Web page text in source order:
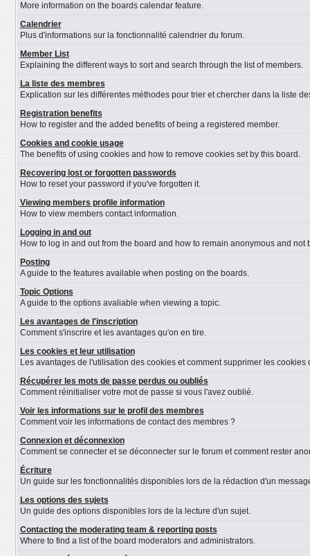
More information on the boards calendar feature.
Calendrier
Plus d'informations sur la fonctionnalité calendrier du forum.
Member List
Explaining the different ways to sort and search through the list of members.
La liste des membres
Explication sur les différentes méthodes pour trier et chercher dans la liste
Registration benefits
How to register and the added benefits of being a registered member.
Cookies and cookie usage
The benefits of using cookies and how to remove cookies set by this board.
Recovering lost or forgotten passwords
How to reset your password if you've forgotten it.
Viewing members profile information
How to view members contact information.
Logging in and out
How to log in and out from the board and how to remain anonymous and not
Posting
A guide to the features available when posting on the boards.
Topic Options
A guide to the options avaliable when viewing a topic.
Les avantages de l'inscription
Comment s'inscrire et les avantages qu'on en tire.
Les cookies et leur utilisation
Les avantages de l'utilisation des cookies et comment supprimer les cookies
Récupérer les mots de passe perdus ou oubliés
Comment réinitialiser votre mot de passe si vous l'avez oublié.
Voir les informations sur le profil des membres
Comment voir les informations de contact des membres ?
Connexion et déconnexion
Comment se connecter et se déconnecter sur le forum et comment rester
Écriture
Un guide sur les fonctionnalités disponibles lors de la rédaction d'un
Les options des sujets
Un guide des options disponibles lors de la lecture d'un sujet.
Contacting the moderating team & reporting posts
Where to find a list of the board moderators and administrators.